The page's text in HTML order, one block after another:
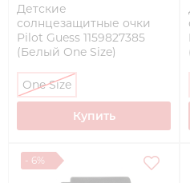
Детские
солнцезащитные очки
Pilot Guess 1159827385
(Белый One Size)
One Size
Купить
- 6%